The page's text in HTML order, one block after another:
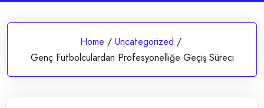
Home / Uncategorized /
Genç Futbolculardan Profesyonelliğe Geçiş Süreci